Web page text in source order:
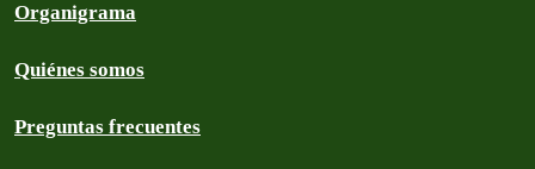
Organigrama
Quiénes somos
Preguntas frecuentes